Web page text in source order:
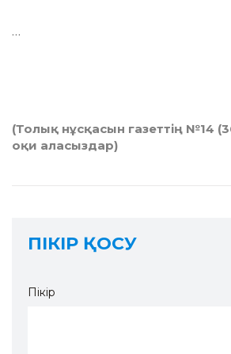
…
(Толық нұсқасын газеттің №14
оқи аласыздар)
ПІКІР ҚОСУ
Пікір